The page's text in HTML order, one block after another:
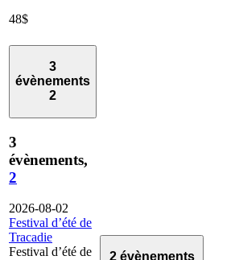
48$
3
évènements
2
3
évènements,
2
2026-08-02
Festival d’été de
Tracadie
Festival d’été de
2 évènements